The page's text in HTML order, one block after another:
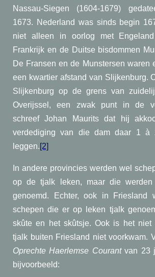
Nassau-Siegen (1604-1679)
1673. Nederland was sinds begin
niet alleen in oorlog met
Frankrijk en de Duitse bisdommen
De Fransen en de Munstersen waren
een kwartier afstand van Slijkenburg.
Slijkenburg op de grens van
Overijssel, een zwak punt in de
schreef Johan Maurits dat hij
verdediging van die dam daar 1 à
leggen.[2]
In andere provincies werden wel
op de tjalk leken, maar die
genoemd. Echter, ook in Friesland
schepen die er op leken tjalk
skûte en het skûtsje. Ook is het
tjalk buiten Friesland niet voorkwam.
Oprechte Haerlemse Courantvan 23
bijvoorbeeld: